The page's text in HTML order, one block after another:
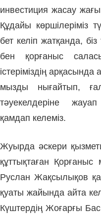
инвестиция жасау
Құдайы көр­шілеріміз
бет келіп жатқанда,
бен қорғаныс
істеріміздің
мыз­ды нығайтып,
тәуекелдеріне
қамдап келеміз.
Жуырда әскери
құттықта­ған Қор­ғаныс
Руслан Жақсылықов
қуаты жайында айта
Күштердің Жоғарғы